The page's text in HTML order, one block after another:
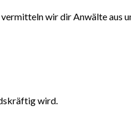
wir dir Anwälte
wird.